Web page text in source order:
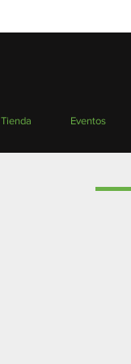
Tienda Eventos